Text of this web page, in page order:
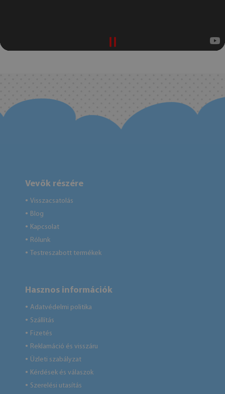
Vevők részére
● Visszacsatolás
● Blog
● Kapcsolat
● Rólunk
● Testreszabott termékek
Hasznos információk
● Adatvédelmi politika
● Szállítás
● Fizetés
● Reklamáció és visszáru
● Üzleti szabályzat
● Kérdések és válaszok
● Szerelési utasítás